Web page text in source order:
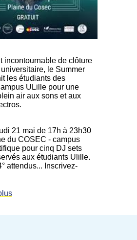
incontournable de clôture
le Summer
les étudiants des
ULille pour une
air aux sons et aux
21 mai de 17h à 23h30
du COSEC - campus
pour cinq DJ sets
aux étudiants Ulille.
attendus... Inscrivez-